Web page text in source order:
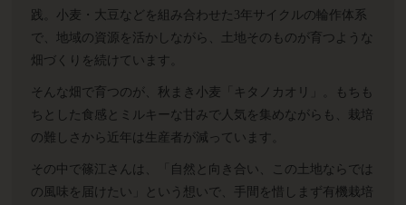
践。小麦・大豆などを組み合わせた3年サイクルの輪作体系
で、地域の資源を活かしながら、土地そのものが育つような
畑づくりを続けています。
そんな畑で育つのが、秋まき小麦「キタノカオリ」。もちも
ちとした食感とミルキーな甘みで人気を集めながらも、栽培
の難しさから近年は生産者が減っています。
その中で篠江さんは、「自然と向き合い、この土地ならでは
の風味を届けたい」という想いで、手間を惜しまず有機栽培